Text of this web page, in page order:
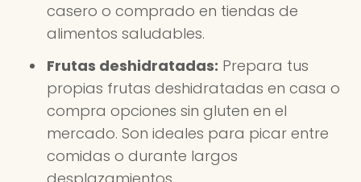
casero o comprado en tiendas de
alimentos saludables.
Frutas deshidratadas: Prepara tus
propias frutas deshidratadas en casa o
compra opciones sin gluten en el
mercado. Son ideales para picar entre
comidas o durante largos